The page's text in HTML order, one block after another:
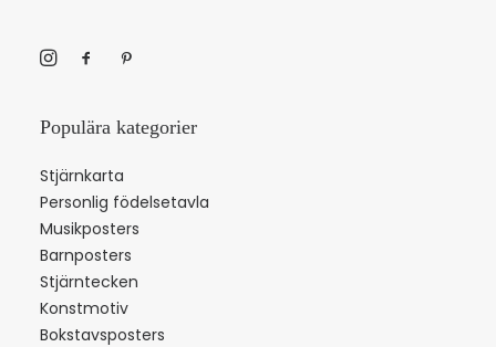
Populära kategorier
Stjärnkarta
Personlig födelsetavla
Musikposters
Barnposters
Stjärntecken
Konstmotiv
Bokstavsposters